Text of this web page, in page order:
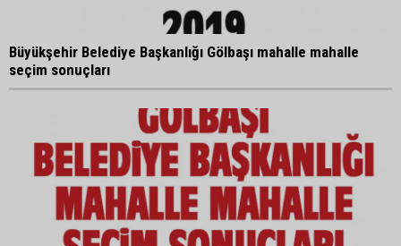
Büyükşehir Belediye Başkanlığı Gölbaşı mahalle mahalle
seçim sonuçları